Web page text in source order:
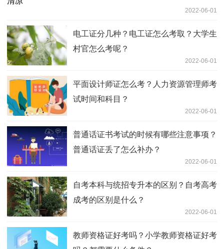
2022-06-01
电工证分几种？电工证怎么考取？大学生
村官怎么考呢？
2022-06-01
平面设计师证怎么考？人力资源管理师考
试时间和科目？
2022-06-01
普通话证书考试的时候有哪些注意事项？
普通话证丢了怎么补办？
2022-06-01
自考本科与统招专升本的区别？自考高考
成考的区别是什么？
2022-06-01
教师资格证好考吗？小学教师资格证好考